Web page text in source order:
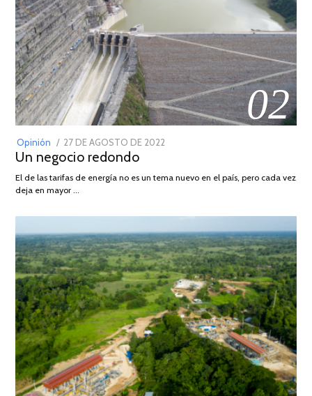
02
Opinión
POSTED
ON
27 DE AGOSTO DE 2022
DE
Un negocio redondo
El de las tarifas de energía no es un tema nuevo en el país, pero cada vez
deja en mayor …